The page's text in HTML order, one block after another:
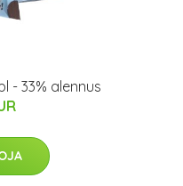
- 33% alennus